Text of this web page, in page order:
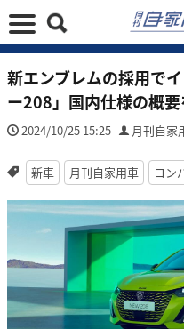
新エンブレムの採用で
ー208」国内仕様の概
2024/10/25 15:25 月刊自家
新車 月刊自家用車 コン